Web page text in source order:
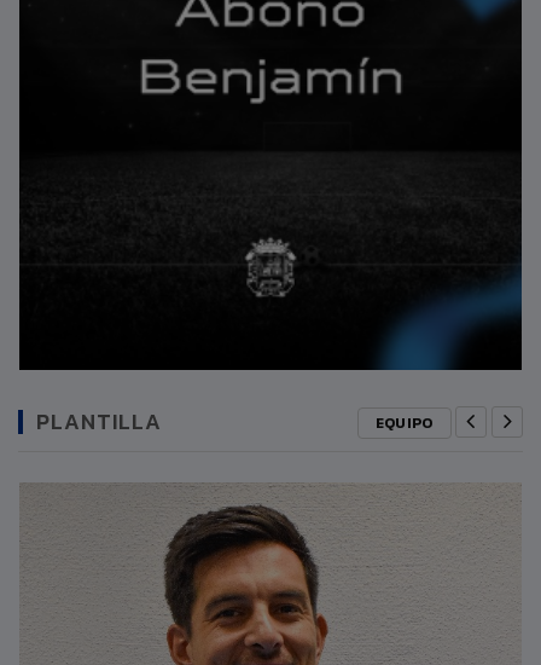
PLANTILLA EQUIPO